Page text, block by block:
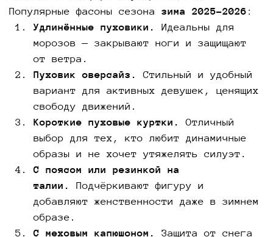
Популярные фасоны сезона
зима 2025–2026 :
Удлинённые пуховики.
Идеальны для
морозов — закрывают ноги и защищают
от ветра.
Пуховик оверсайз.
Стильный и удобный
вариант для активных девушек, ценящих
свободу движений.
Короткие пуховые куртки.
Отличный
выбор для тех, кто любит динамичные
образы и не хочет утяжелять силуэт.
С поясом или резинкой на
талии.
Подчёркивают фигуру и
добавляют женственности даже в зимнем
образе.
С меховым капюшоном.
Защита от снега